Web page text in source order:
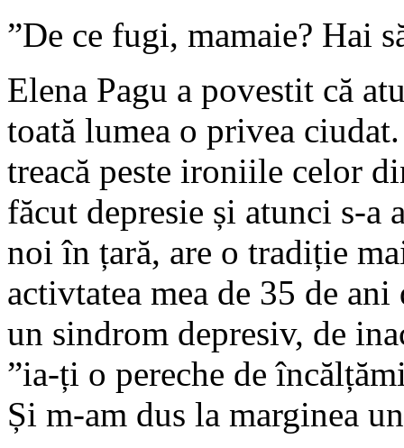
”De ce fugi, mamaie? Hai
Elena Pagu a povestit că
toată lumea o privea
treacă peste ironiile celor
făcut depresie și atunci s-a
noi în țară, are o tradiție
activtatea mea de 35 de
un sindrom depresiv, de
”ia-ți o pereche de
Și m-am dus la marginea